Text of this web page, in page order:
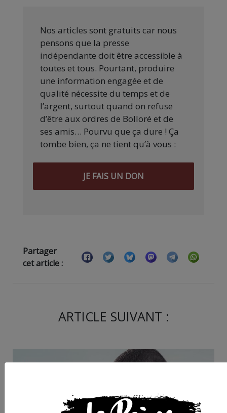
Nos articles sont gratuits car nous
pensons que la presse
indépendante doit être accessible à
toutes et tous. Pourtant, produire
une information engagée et de
qualité nécessite du temps et de
l’argent, surtout quand on refuse
d’être aux ordres de Bolloré et de
ses amis… Pourvu que ça dure ! Ça
tombe bien, ça ne tient qu’à vous :
JE FAIS UN DON
Partager
cet article :
ARTICLE SUIVANT :